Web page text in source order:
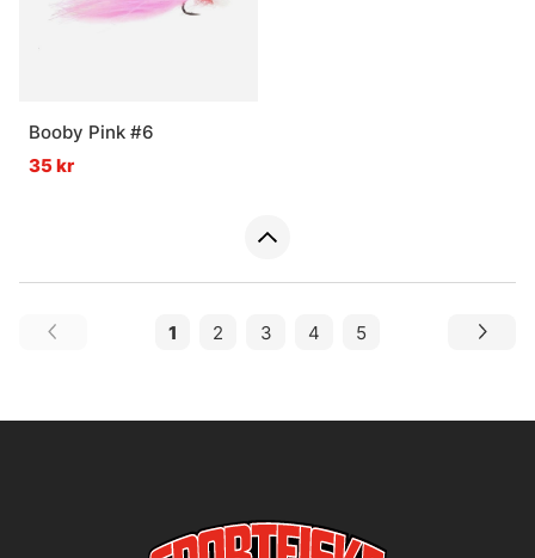
Booby Pink #6
35 kr
1 2 3 4 5